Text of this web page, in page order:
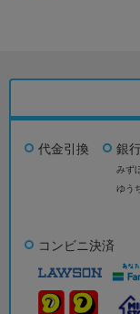
代金引換 銀
みず
ゆう
コンビニ決済